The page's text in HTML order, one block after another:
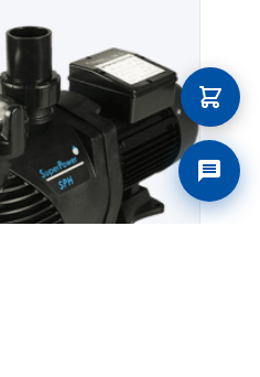
Liên